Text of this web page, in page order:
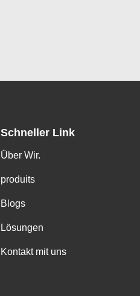
Schneller Link
Über Wir.
produits
Blogs
Lösungen
Kontakt mit uns